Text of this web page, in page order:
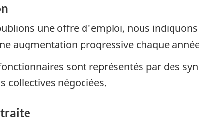
une offre d'emploi, nous
augmentation progressive chaque
sont représentés par des
collectives négociées.